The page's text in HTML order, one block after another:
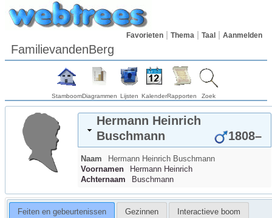
Favorieten Thema Taal Aanmelden
FamilievandenBerg
StamboomDiagrammen Lijsten KalenderRapporten Zoek
Hermann Heinrich
Buschmann
1808–
Naam Hermann Heinrich Buschmann
Voornamen
Hermann Heinrich
Achternaam
Buschmann
Feiten en gebeurtenissen Gezinnen Interactieve boom